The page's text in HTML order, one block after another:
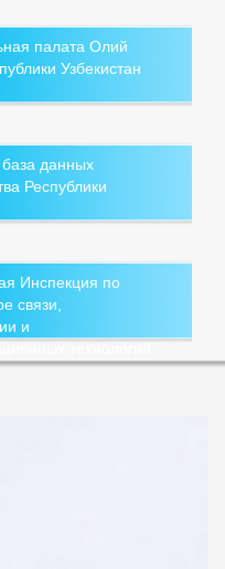
палата Олий
Узбекистан
данных
Республики
Инспекция по
связи,
и